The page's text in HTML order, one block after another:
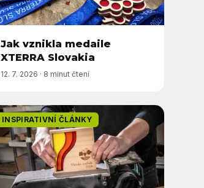
Jak vznikla medaile
XTERRA Slovakia
12. 7. 2026 · 8 minut čtení
INSPIRATIVNÍ ČLÁNKY